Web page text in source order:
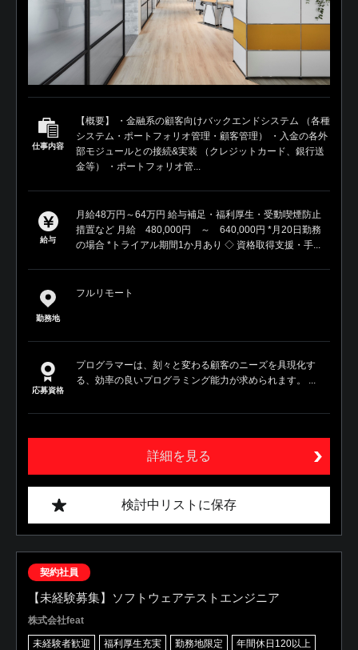
仕事内容
【概要】 ・金融系の顧客向けバックエンドシステム （各種
システム・ポートフォリオ管理・顧客管理） ・入金の各外
部モジュールとの接続&実装 （クレジットカード、銀行送
金等） ・ポートフォリオ管...
給与
月給48万円～64万円 給与補足・福利厚生・受動喫煙防止
措置など 月給 480,000円 ～ 640,000円 *月20日勤務
の場合 *トライアル期間1か月あり ◇ 資格取得支援・手...
勤務地
フルリモート
応募資格
プログラマーは、刻々と変わる顧客のニーズを具現化す
る、効率の良いプログラミング能力が求められます。 ...
詳細を見る
検討中リストに保存
契約社員
【未経験募集】ソフトウェアテストエンジニア
株式会社feat
未経験者歓迎 福利厚生充実 勤務地限定
年間休日120以上